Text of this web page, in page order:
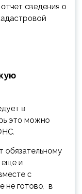
сведения о
в
это можно
обязательному
и
с
не готово, в